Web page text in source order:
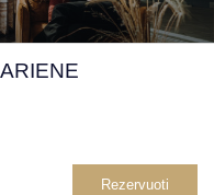
Rezervuoti